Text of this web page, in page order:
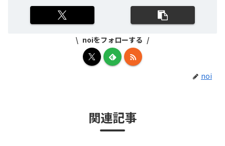
noiをフォローする
noi
関連記事